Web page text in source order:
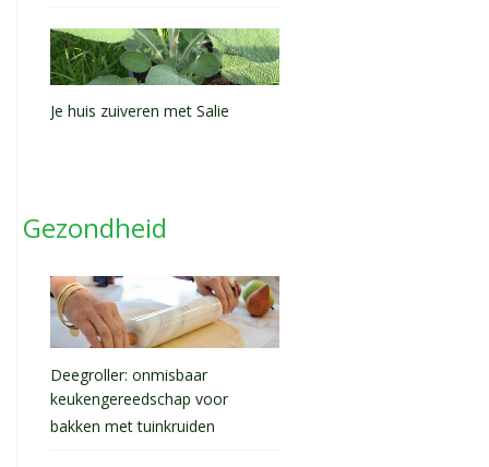
Je huis zuiveren met Salie
Gezondheid
Deegroller: onmisbaar
keukengereedschap voor
bakken met tuinkruiden